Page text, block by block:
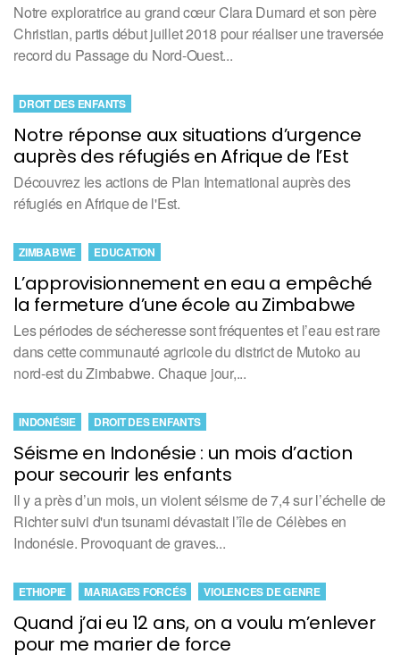
Notre exploratrice au grand cœur Clara Dumard et son père
Christian, partis début juillet 2018 pour réaliser une traversée
record du Passage du Nord-Ouest...
Notre réponse aux situations d’urgence
auprès des réfugiés en Afrique de l’Est
DROIT DES ENFANTS
Découvrez les actions de Plan International auprès des
réfugiés en Afrique de l'Est.
L’approvisionnement en eau a empêché
la fermeture d’une école au Zimbabwe
ZIMBABWE EDUCATION
Les périodes de sécheresse sont fréquentes et l’eau est rare
dans cette communauté agricole du district de Mutoko au
nord-est du Zimbabwe. Chaque jour,...
Séisme en Indonésie : un mois d’action
pour secourir les enfants
INDONÉSIE DROIT DES ENFANTS
Il y a près d’un mois, un violent séisme de 7,4 sur l’échelle de
Richter suivi d'un tsunami dévastait l’île de Célèbes en
Indonésie. Provoquant de graves...
Quand j’ai eu 12 ans, on a voulu m’enlever
pour me marier de force
ETHIOPIE MARIAGES FORCÉS VIOLENCES DE GENRE